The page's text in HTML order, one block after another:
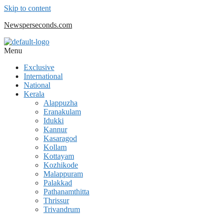
Skip to content
Newsperseconds.com
Menu
Exclusive
International
National
Kerala
Alappuzha
Eranakulam
Idukki
Kannur
Kasaragod
Kollam
Kottayam
Kozhikode
Malappuram
Palakkad
Pathanamthitta
Thrissur
Trivandrum